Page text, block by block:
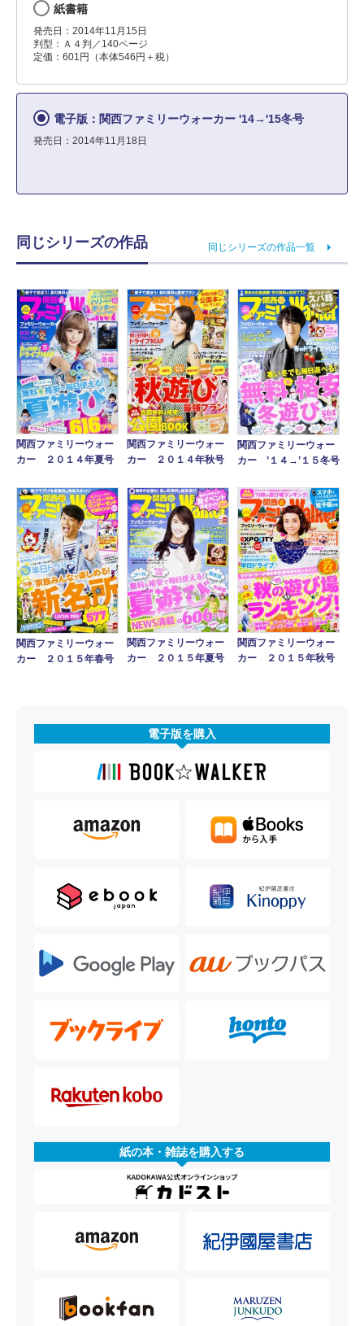
紙書籍
発売日：2014年11月15日
判型：Ａ４判／140ページ
定価：601円（本体546円＋税）
電子版：関西ファミリーウォーカー '14→'15冬号
発売日：2014年11月18日
同じシリーズの作品 同じシリーズの作品一覧
関西ファミリーウォー
カー ２０１４年夏号
関西ファミリーウォー
カー ２０１４年秋号
関西ファミリーウォー
カー ’１４→’１５冬号
関西ファミリーウォー
カー ２０１５年春号
関西ファミリーウォー
カー ２０１５年夏号
関西ファミリーウォー
カー ２０１５年秋号
電子版を購入
紙の本・雑誌を購入する